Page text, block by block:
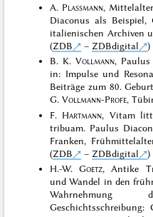
A. Plassmann,
Diaconus als Beispiel,
italienischen Archiven
(ZDB – ZDBdigital
)
B. K.Vollmann, Paulus
in: Impulse und
Beiträge zum 80.
G.Vollmann-Profe,
F. Hartmann, Vitam
tribuam. Paulus
Franken,
(ZDB – ZDBdigital
)
H.-W.Goetz, Antike
und Wandel in den
Wahrnehmung